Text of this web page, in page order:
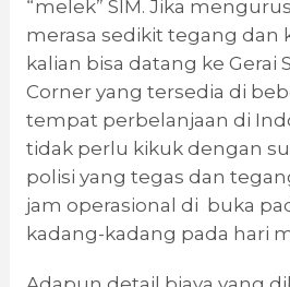
“melek” SIM. Jika
merasa sedikit tegang dan
kalian bisa datang ke Gerai
Corner yang tersedia di
tempat perbelanjaan di
tidak perlu kikuk dengan
polisi yang tegas dan
jam operasional di buka
kadang-kadang pada hari